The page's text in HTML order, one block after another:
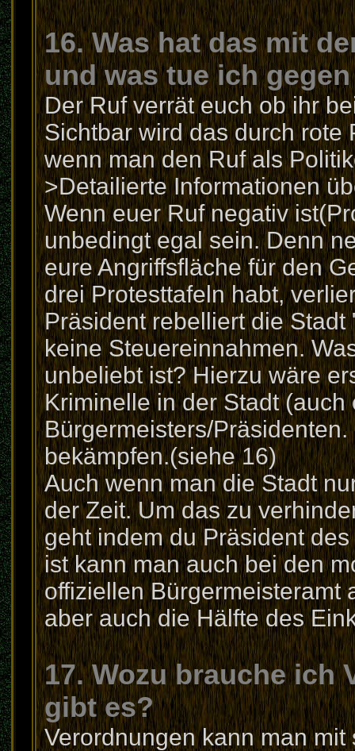
16. Was hat das mit
und was tue ich
Der Ruf verrät euch ob ihr
Sichtbar wird das durch rote
wenn man den Ruf als
>Detailierte Informationen
Wenn euer Ruf negativ
unbedingt egal sein. Denn
eure Angriffsfläche für den
drei Protesttafeln habt,
Präsident rebelliert die
keine Steuereinnahmen.
unbeliebt ist? Hierzu wäre
Kriminelle in der Stadt
Bürgermeisters/
bekämpfen.(siehe 16)
Auch wenn man die Stadt
der Zeit. Um das zu
geht indem du Präsident
ist kann man auch bei den
offiziellen Bürgermeisteramt
aber auch die Hälfte des
17. Wozu brauche ich
gibt es?
Verordnungen kann man